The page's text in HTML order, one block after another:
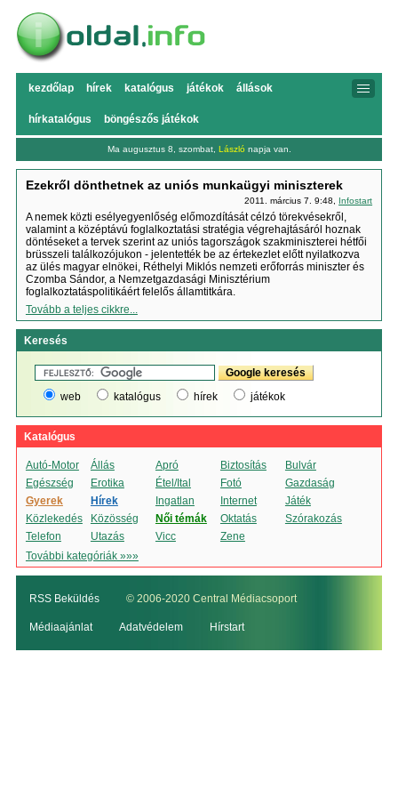
kezdőlap hírek katalógus játékok állások
hírkatalógus böngészős játékok
Ma augusztus 8, szombat, László napja van.
Ezekről dönthetnek az uniós munkaügyi miniszterek
2011. március 7. 9:48, Infostart
A nemek közti esélyegyenlőség előmozdítását célzó törekvésekről,
valamint a középtávú foglalkoztatási stratégia végrehajtásáról hoznak
döntéseket a tervek szerint az uniós tagországok szakminiszterei hétfői
brüsszeli találkozójukon - jelentették be az értekezlet előtt nyilatkozva
az ülés magyar elnökei, Réthelyi Miklós nemzeti erőforrás miniszter és
Czomba Sándor, a Nemzetgazdasági Minisztérium
foglalkoztatáspolitikáért felelős államtitkára.
Tovább a teljes cikkre...
Keresés
web katalógus hírek játékok
Katalógus
Autó-Motor Állás Apró Biztosítás
Bulvár
Egészség
Erotika Étel/Ital Fotó
Gazdaság
Gyerek
Hírek Ingatlan Internet
Játék
Közlekedés
Közösség Női témák Oktatás
Szórakozás
Telefon
Utazás Vicc
Zene
További kategóriák »»»
RSS Beküldés © 2006-2020 Central Médiacsoport
Médiaajánlat Adatvédelem Hírstart